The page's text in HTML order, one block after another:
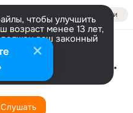
Войти
чтобы улучшить
возраст менее 13 лет,
ваш законный
It's Not Over Yet ( Radio Grace cover mix )
Mischa
Слушать